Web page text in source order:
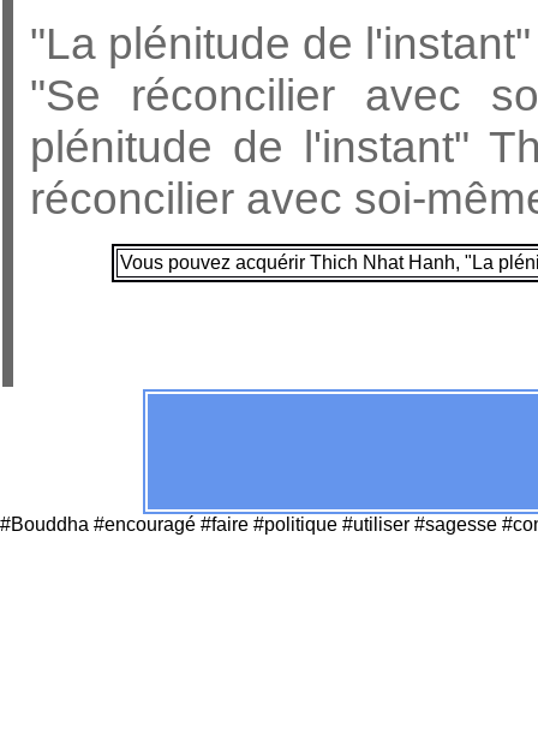
"La plénitude de
"Se réconcilier avec
plénitude de l'instant"
réconcilier avec soi-
Vous pouvez acquérir Thich Nhat Hanh, "La
#Bouddha #encouragé #faire #politique #utiliser #sagesse